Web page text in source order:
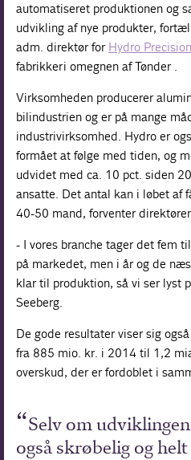
automatiseret produktionen og
udvikling af nye produkter,
adm. direktør for Hydro
fabrikker i omegnen af Tønder .
Virksomheden producerer
bilindustrien og er på mange
industrivirksomhed. Hydro er
formået at følge med tiden, og
udvidet med ca. 10 pct. siden
ansatte. Det antal kan i løbet af
40-50 mand, forventer
- I vores branche tager det fem
på markedet, men i år og de
klar til produktion, så vi ser lyst
Seeberg.
De gode resultater viser sig
fra 885 mio. kr. i 2014 til 1,2
overskud, der er fordoblet i
Selv om
også skrøbelig og